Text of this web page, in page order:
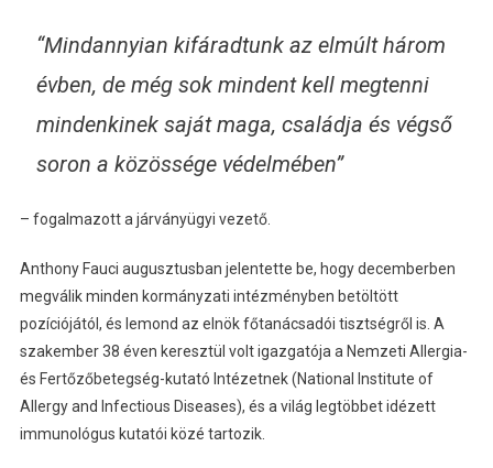
“Mindannyian kifáradtunk az elmúlt három
évben, de még sok mindent kell megtenni
mindenkinek saját maga, családja és végső
soron a közössége védelmében”
– fogalmazott a járványügyi vezető.
Anthony Fauci augusztusban jelentette be, hogy decemberben
megválik minden kormányzati intézményben betöltött
pozíciójától, és lemond az elnök főtanácsadói tisztségről is. A
szakember 38 éven keresztül volt igazgatója a Nemzeti Allergia-
és Fertőzőbetegség-kutató Intézetnek (National Institute of
Allergy and Infectious Diseases), és a világ legtöbbet idézett
immunológus kutatói közé tartozik.